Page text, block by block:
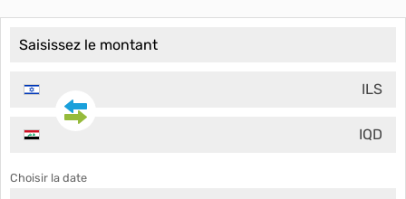
ILS
IQD
Choisir la date